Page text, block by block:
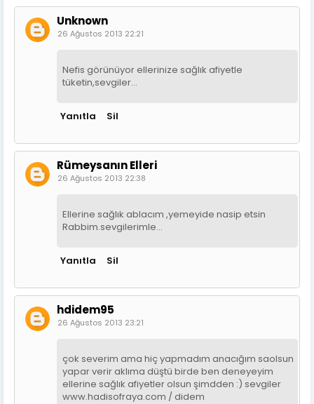
Unknown
26 Ağustos 2013 22:21
Nefis görünüyor ellerinize sağlık afiyetle
tüketin,sevgiler...
Yanıtla Sil
Rümeysanın Elleri
26 Ağustos 2013 22:38
Ellerine sağlık ablacım ,yemeyide nasip etsin
Rabbim.sevgilerimle...
Yanıtla Sil
hdidem95
26 Ağustos 2013 23:21
çok severim ama hiç yapmadım anacığım saolsun
yapar verir aklıma düştü birde ben deneyeyim
ellerine sağlık afiyetler olsun şimdden :) sevgiler
www.hadisofraya.com / didem